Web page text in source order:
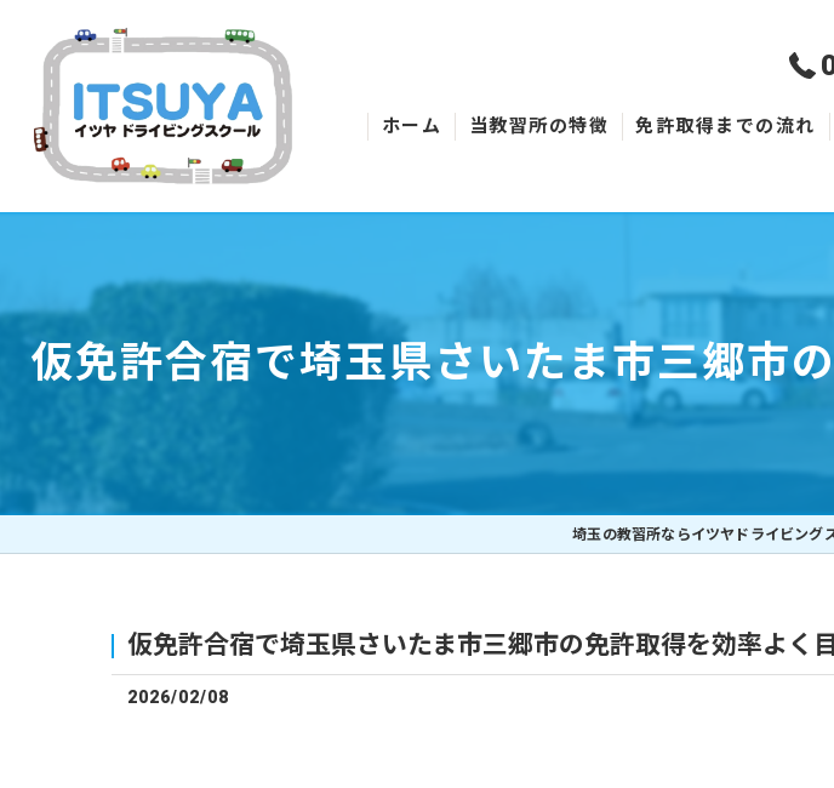
ホーム 当教習所の特徴 免許取得までの流れ
仮免許合宿で埼玉県さいたま市三郷市
埼玉の教習所ならイツヤドライビング
仮免許合宿で埼玉県さいたま市三郷市の免許取得を効率よく
2026/02/08